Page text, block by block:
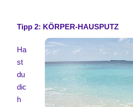
Tipp 2: KÖRPER-HAUSPUTZ
Ha
st
du
dic
h